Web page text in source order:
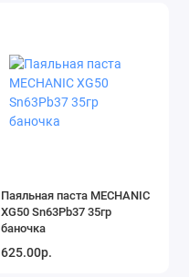
Паяльная паста MECHANIC
XG50 Sn63Pb37 35гр
баночка
625.00р.